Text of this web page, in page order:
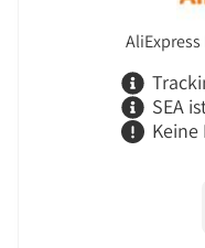
AliExpress
SEA